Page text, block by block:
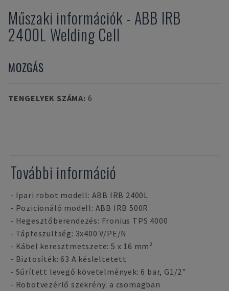
Műszaki információk - ABB IRB
2400L Welding Cell
MOZGÁS
TENGELYEK SZÁMA: 6
További információ
- Ipari robot modell: ABB IRB 2400L
- Pozicionáló modell: ABB IRB 500R
- Hegesztőberendezés: Fronius TPS 4000
- Tápfeszültség: 3x400 V/PE/N
- Kábel keresztmetszete: 5 x 16 mm²
- Biztosíték: 63 A késleltetett
- Sűrített levegő követelmények: 6 bar, G1/2"
- Robotvezérlő szekrény: a csomagban